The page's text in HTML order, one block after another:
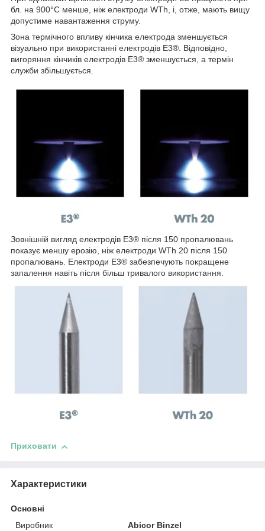
бл. на 900°C менше, ніж електроди WTh, і, отже, мають вищу
допустиме навантаження струму.
Зона термічного впливу кінчика електрода зменшується
візуально при використанні електродів E3®. Відповідно,
вигоряння кінчиків електродів E3® зменшується, а термін
служби збільшується.
Зовнішній вигляд електродів E3® після 150 пропалювань
показує меншу ерозію, ніж електроди WTh 20 після 150
пропалювань. Електроди E3® забезпечують покращене
запалення навіть після більш тривалого використання.
Приховати
Характеристики
Основні
Виробник
Abicor Binzel